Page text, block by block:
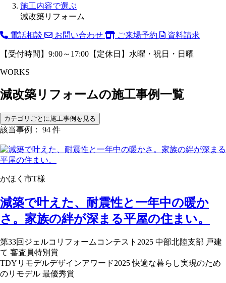
施工内容で選ぶ
減改築リフォーム
電話相談 お問い合わせ ご来場予約 資料請求
【受付時間】9:00～17:00【定休日】水曜・祝日・日曜
WORKS
減改築リフォームの施工事例一覧
カテゴリごとに施工事例を見る
該当事例： 94 件
かほく市T様
減築で叶えた、耐震性と一年中の暖か
さ。家族の絆が深まる平屋の住まい。
第33回ジェルコリフォームコンテスト2025 中部北陸支部 戸建
て 審査員特別賞
TDYリモデルデザインアワード2025 快適な暮らし実現のため
のリモデル 最優秀賞